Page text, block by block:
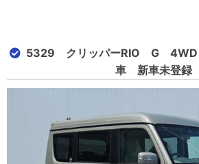
5329 クリッパーRIO G
車 新車未登録